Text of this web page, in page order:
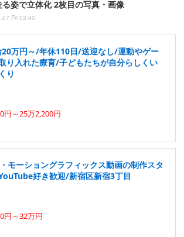
る姿で立体化 2枚目の写真・画像
Fri 03:40
万円～/年休110日/送迎なし/運動やゲー
り入れた療育/子どもたちが自分らしくい
り
円～25万2,200円
モーショングラフィックス動画の制作スタ
好き歓迎/新宿区新宿3丁目
円～32万円